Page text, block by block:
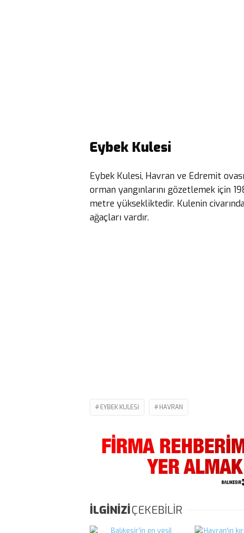
Eybek Kulesi
Eybek Kulesi, Havran ve Edremit
orman yangınlarını gözetlemek için
metre yüksekliktedir. Kulenin
ağaçları vardır.
EYBEK KULESI HAVRAN
İLGİNİZİÇEKEBİLİR